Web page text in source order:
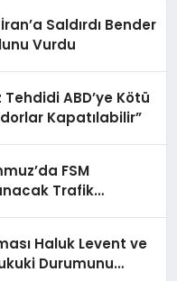
Saldırdı Bender
Vurdu
ABD’ye Kötü
Kapatılabilir”
FSM
Trafik
Haluk Levent ve
Durumunu